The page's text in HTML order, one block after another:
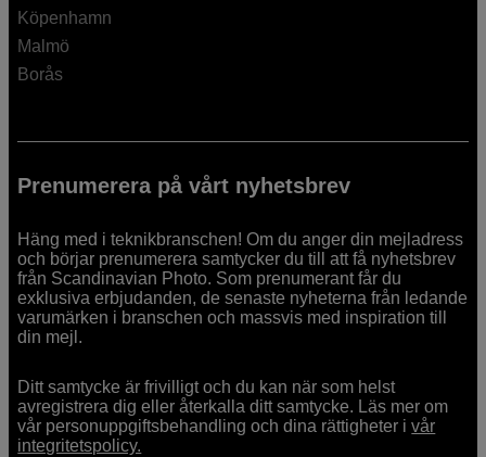
Köpenhamn
Malmö
Borås
Prenumerera på vårt nyhetsbrev
Häng med i teknikbranschen! Om du anger din mejladress
och börjar prenumerera samtycker du till att få nyhetsbrev
från Scandinavian Photo. Som prenumerant får du
exklusiva erbjudanden, de senaste nyheterna från ledande
varumärken i branschen och massvis med inspiration till
din mejl.
Ditt samtycke är frivilligt och du kan när som helst
avregistrera dig eller återkalla ditt samtycke. Läs mer om
vår personuppgiftsbehandling och dina rättigheter ivår
integritetspolicy.